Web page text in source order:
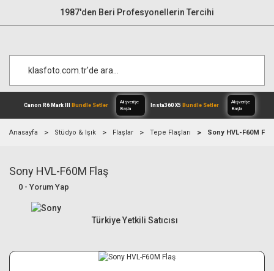
1987'den Beri Profesyonellerin Tercihi
Canon R6 Mark III
Anasayfa Stüdyo & Işık Flaşlar Tepe Flaşları Sony HVL-F60M Flaş
Sony HVL-F60M Flaş
0 - Yorum Yap
Türkiye Yetkili Satıcısı